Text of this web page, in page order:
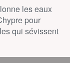
les eaux
pour
qui sévissent